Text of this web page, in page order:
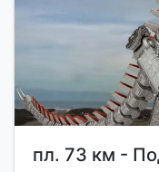
пл. 73 км -